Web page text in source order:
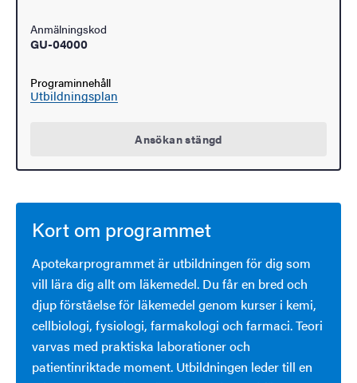
Anmälningskod
GU-04000
Programinnehåll
Utbildningsplan
Ansökan stängd
Kort om programmet
Apotekarprogrammet är utbildningen för dig som
vill lära dig allt om läkemedel. Du får en bred och
djup förståelse för läkemedel genom kurser i kemi,
cellbiologi, fysiologi, farmakologi och farmaci. Teori
varvas med praktiska laborationer och
patientinriktade moment. Utbildningen leder till en